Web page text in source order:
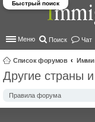
Меню Поиск Чат
Список форумов
Быстрый поиск
Другие страны
Правила форума